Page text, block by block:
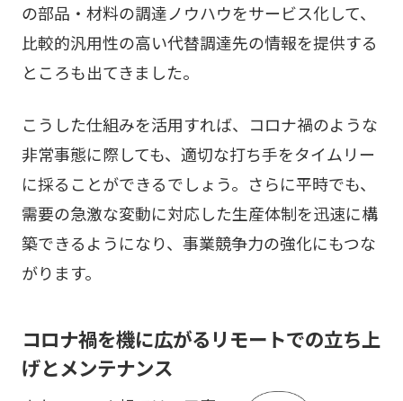
の部品・材料の調達ノウハウをサービス化して、
比較的汎用性の高い代替調達先の情報を提供する
ところも出てきました。
こうした仕組みを活用すれば、コロナ禍のような
非常事態に際しても、適切な打ち手をタイムリー
に採ることができるでしょう。さらに平時でも、
需要の急激な変動に対応した生産体制を迅速に構
築できるようになり、事業競争力の強化にもつな
がります。
コロナ禍を機に広がるリモートでの立ち上
げとメンテナンス